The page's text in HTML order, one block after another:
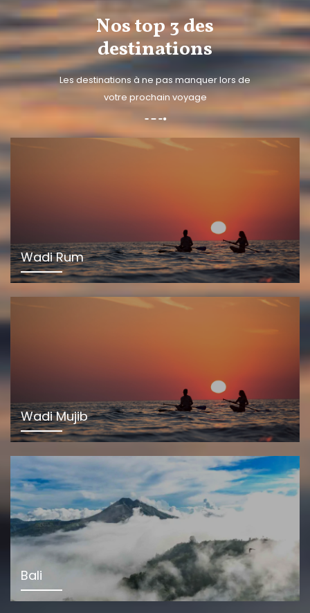
Nos top 3 des
destinations
Les destinations à ne pas manquer lors de
votre prochain voyage
Wadi Rum
Wadi Mujib
Bali